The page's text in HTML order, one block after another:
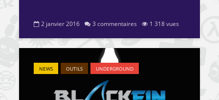
2 janvier 2016 3 commentaires 1 318 vues
NEWS OUTILS UNDERGROUND